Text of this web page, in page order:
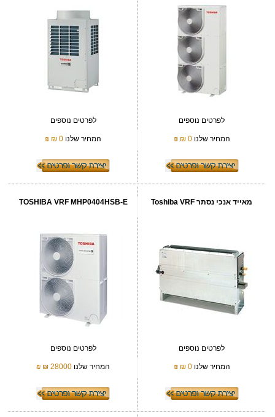
לפרטים נוספים
המחיר שלנו0 ₪
₪
לפרטים נוספים
המחיר שלנו 0 ₪
₪
מאייד אנכי נסתר Toshiba VRF
לפרטים נוספים
המחיר שלנו0 ₪
₪
TOSHIBA VRF MHP0404HSB-E
לפרטים נוספים
המחיר שלנו 28000 ₪
₪